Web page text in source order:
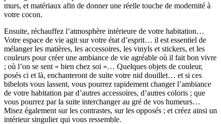
murs, et matériaux afin de donner une réelle touche de modernité à
votre cocon.
Ensuite, réchauffez l’atmosphère intérieure de votre habitation…
Votre espace de vie agit sur votre état d’esprit… il est essentiel de
mélanger les matières, les accessoires, les vinyls et stickers, et les
couleurs pour créer une ambiance de vie agréable où il fait bon vivre
; où l’on se sent « bien chez soi »… Quelques objets de couleur,
posés ci et là, enchanteront de suite votre nid douillet… et si ces
bibelots vous lassent, vous pourrez rapidement changer l’ambiance
de votre habitation par d’autres accessoires, d’autres coloris ; que
vous pourrez par la suite interchanger au gré de vos humeurs…
Misez également sur les contrastes, sur les opposés ; et créez ainsi un
intérieur singulier qui vous ressemble.